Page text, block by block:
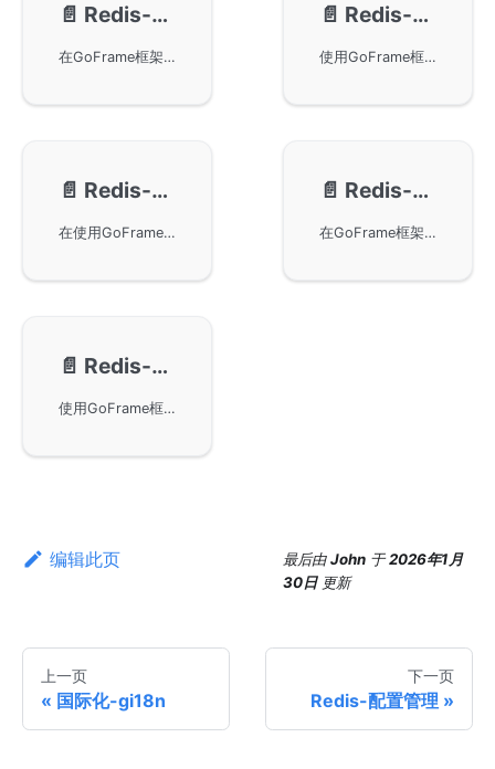
📄️ Redis-配置管理
在GoFrame框架中使用gredis组件进行Redis的配置管理。我们推荐通过配置文件来管理Redis配置，支持单实例和集群化配置。此外，还详细说明了各种配置项的使用方法，并提供了相关的代码示例供参考。
📄️ Redis-使用示例
使用GoFrame框架在Redis中执行基本操作的示例，包括Set/Get、SetEx、HSet/HGetAll和HMSet/HMGet操作。这些代码示例展示了如何通过GoFrame框架的Redis模块进行数据存储和检索，适用于初学者学习如何在GoFrame框架环境中实现Redis功能。本示例同时提醒用户在Redis版本4.0.0及以上中HMSET已弃用，应使用HSET。
📄️ Redis-命令交互
在使用GoFrame框架构建的应用中，通过Redis命令交互以及自动化的方式来序列化和反序列化数据。首先，我们讲解了Do方法的强大扩展性，它允许任何Redis命令的执行。随后我们展示了如何使用map和struct来存取数据，并利用json序列化简化编程。通过GoFrame框架与Redis的结合，开发者可以更加高效地进行数据管理。
📄️ Redis-高级特性
在GoFrame框架中使用Redis的Conn对象进行长链接操作，如订阅发布等功能。通过使用连接池获取连接对象进行操作，同时注意连接对象超时问题以及使用后的关闭操作。示例代码展示了通过Conn实现订阅发布模式，程序将在终端打印从Redis Server获取的数据。
📄️ Redis-接口化设计
使用GoFrame框架中的gredis实现一个接口化设计的Redis组件，具备强大灵活性和扩展性。通过实现自定义Redis Adapter，可以轻松覆盖默认实现的方法。文中提供了详细示例，展示了如何在自定义Do方法中实现日志打印，并在业务中使用。
编辑此页 最后由John 于2026年1月
30日 更新
上一页
国际化-gi18n
下一页
Redis-配置管理